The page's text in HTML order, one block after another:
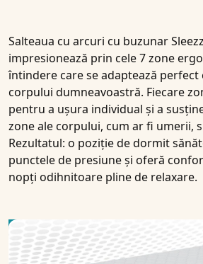
Salteaua cu arcuri cu buzunar
impresionează prin cele 7 zone
întindere care se adaptează
corpului dumneavoastră. Fiecare
pentru a ușura individual și a
zone ale corpului, cum ar fi umerii,
Rezultatul: o poziție de dormit
punctele de presiune și oferă
nopți odihnitoare pline de relaxare.